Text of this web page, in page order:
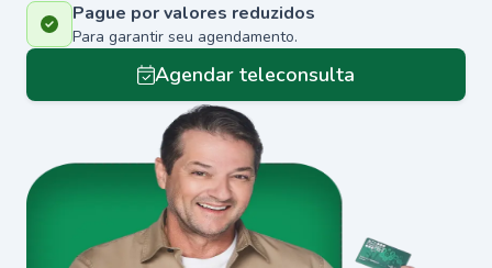
Pague por valores reduzidos
Para garantir seu agendamento.
Agendar teleconsulta